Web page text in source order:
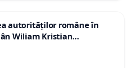
autorităților române în
Wiliam Kristian
în Danemarca de